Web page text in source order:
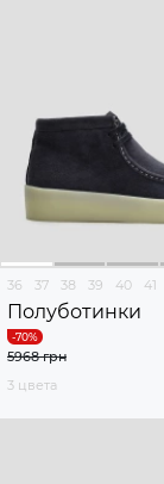
36 37 38 39 40 41
Полуботинки
5968 грн
3 цвета